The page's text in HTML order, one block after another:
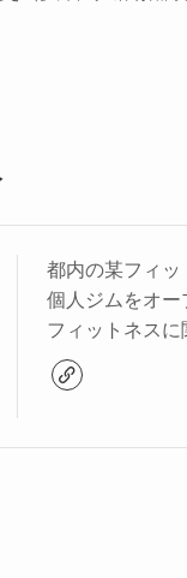
都内の某フィッ
個人ジムをオー
フィットネスに